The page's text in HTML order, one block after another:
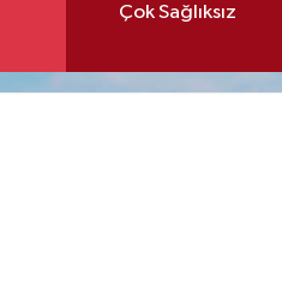
Çok Sağlıksız